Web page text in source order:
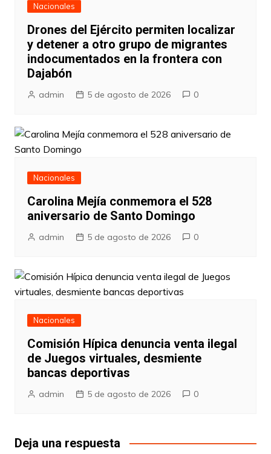
Nacionales
Drones del Ejército permiten localizar
y detener a otro grupo de migrantes
indocumentados en la frontera con
Dajabón
admin 5 de agosto de 2026 0
Nacionales
Carolina Mejía conmemora el 528
aniversario de Santo Domingo
admin 5 de agosto de 2026 0
Nacionales
Comisión Hípica denuncia venta ilegal
de Juegos virtuales, desmiente
bancas deportivas
admin 5 de agosto de 2026 0
Deja una respuesta